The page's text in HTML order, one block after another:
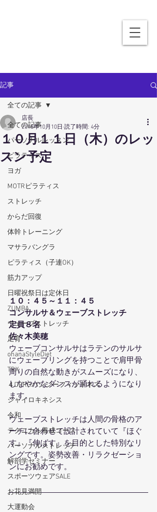
記事
全ての記事
パーソナルレッスン
ピラティス
ヨガ
MOTRピラティス
ストレッチ
からだ回復
体幹トレーニング
マサラバングラ
ピラティス（子連OK）
筋力アップ
日曜祝祭日は定休日
ZUMBA
ウェーブストレッチ
足育
ohanaStyleDiet
TRX
４DPROバンジーフィットネス
ジャイロキネシス
令和
テクニカル養成コース
パーソナルストレッチ
解剖学セミナー
スポーツウェアSALE
お花見満開
大運動会
全ての記事
１０月１１日（木）のレッ
スン予定
店長
2018年10月10日 読了時間: 4分
１０：４５～１１：４５
コンサルサ＆ウェーブストレッチ
定員８名
佐々木美穂
ウェーブコンサルサはラテンのサルサ
にウェーブリングを持つことで肩甲骨
周りの自然な動きがスムーズになり、
しなやかなダンスが踊れるようになり
ます。
ウェーブストレッチは人間の骨格のア
ーチに合わせて設計されていて『ほぐ
す』『伸ばす』を目的とした特別なリ
ングです。姿勢改善・リラクゼーショ
ンにお勧めです。